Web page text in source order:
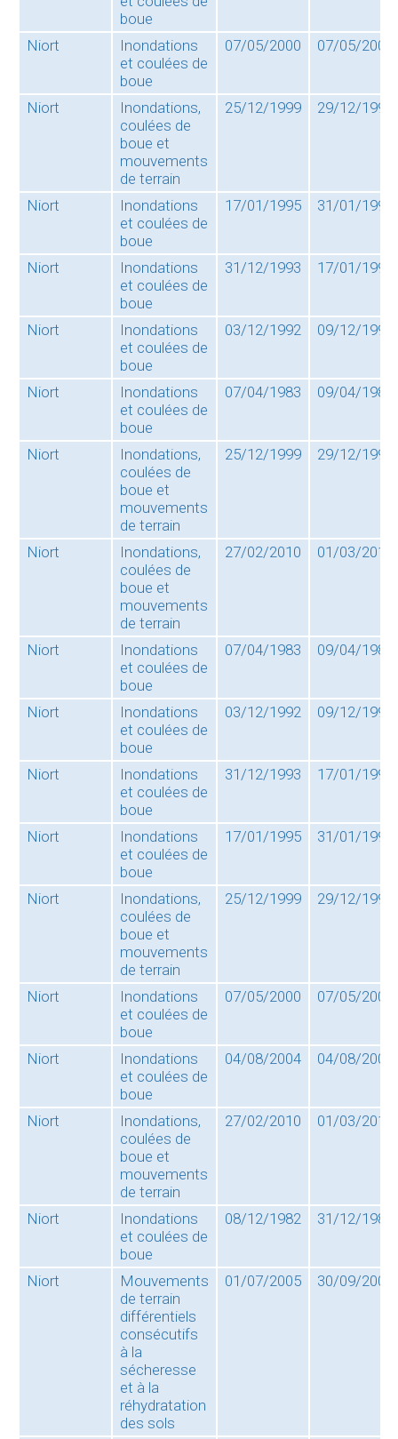
boue
Niort
Inondations
et coulées de
boue
07/05/2000 07/05/2000
Niort
Inondations,
coulées de
boue et
mouvements
de terrain
25/12/1999 29/12/1999
Niort
Inondations
et coulées de
boue
17/01/1995 31/01/1995
Niort
Inondations
et coulées de
boue
31/12/1993 17/01/1994
Niort
Inondations
et coulées de
boue
03/12/1992 09/12/1992
Niort
Inondations
et coulées de
boue
07/04/1983 09/04/1983
Niort
Inondations,
coulées de
boue et
mouvements
de terrain
25/12/1999 29/12/1999
Niort
Inondations,
coulées de
boue et
mouvements
de terrain
27/02/2010 01/03/2010
Niort
Inondations
et coulées de
boue
07/04/1983 09/04/1983
Niort
Inondations
et coulées de
boue
03/12/1992 09/12/1992
Niort
Inondations
et coulées de
boue
31/12/1993 17/01/1994
Niort
Inondations
et coulées de
boue
17/01/1995 31/01/1995
Niort
Inondations,
coulées de
boue et
mouvements
de terrain
25/12/1999 29/12/1999
Niort
Inondations
et coulées de
boue
07/05/2000 07/05/2000
Niort
Inondations
et coulées de
boue
04/08/2004 04/08/2004
Niort
Inondations,
coulées de
boue et
mouvements
de terrain
27/02/2010 01/03/2010
Niort
Inondations
et coulées de
boue
08/12/1982 31/12/1982
Niort
Mouvements
de terrain
différentiels
consécutifs
à la
sécheresse
et à la
réhydratation
des sols
01/07/2005 30/09/2005